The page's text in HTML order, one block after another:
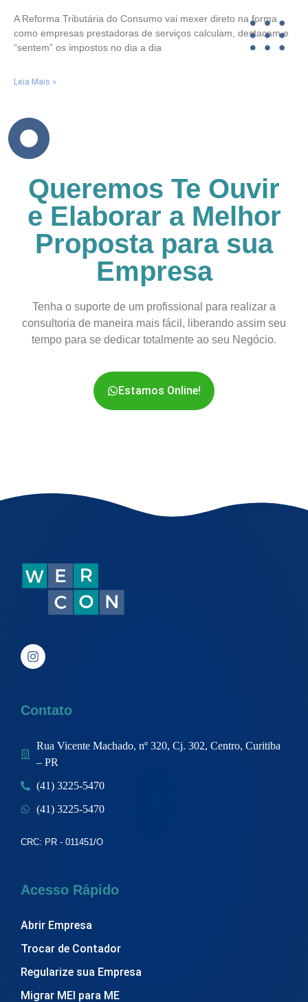
A Reforma Tributária do Consumo vai mexer direto na forma
como empresas prestadoras de serviços calculam, destacam e
“sentem” os impostos no dia a dia
Leia Mais »
Queremos Te Ouvir
e Elaborar a Melhor
Proposta para sua
Empresa
Tenha o suporte de um profissional para realizar a
consultoria de maneira mais fácil, liberando assim seu
tempo para se dedicar totalmente ao seu Negócio.
Estamos Online!
Contato
Rua Vicente Machado, nº 320, Cj. 302, Centro, Curitiba
– PR
(41) 3225-5470
(41) 3225-5470
CRC: PR - 011451/O
Acesso Rápido
Abrir Empresa
Trocar de Contador
Regularize sua Empresa
Migrar MEI para ME